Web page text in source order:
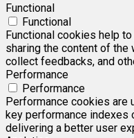
Functional
Functional
Functional cookies help
sharing the content of
collect feedbacks, and
Performance
Performance
Performance cookies are
key performance
delivering a better user